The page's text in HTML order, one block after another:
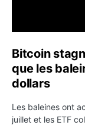
Bitcoin
que les
dollars
Les baleines ont
juillet et les ETF